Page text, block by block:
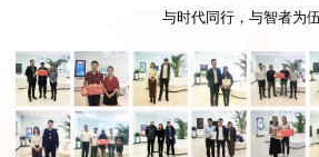
与时代同行，与智者为伍